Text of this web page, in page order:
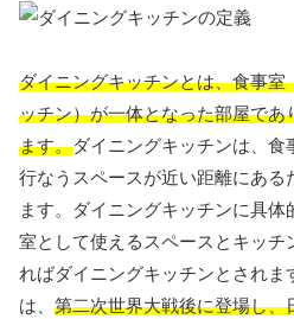
ダイニングキッチンとは、食事室
ッチン）が一体となった部屋で
ます。ダイニングキッチンは、
行なうスペースが近い距離にある
ます。ダイニングキッチンに具
室として使えるスペースとキッチ
ればダイニングキッチンとされま
は、 第二次世界大戦後に登場し、